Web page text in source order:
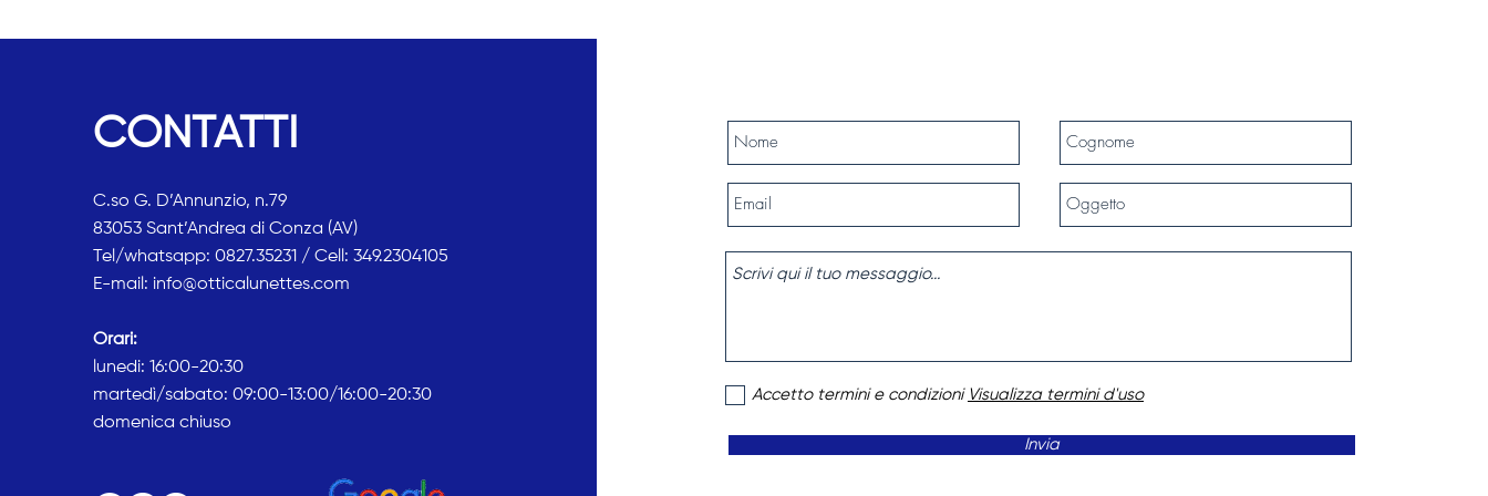
CONTATTI
C.so G. D’Annunzio, n.79
83053 Sant’Andrea di Conza (AV)
Tel/whatsapp: 0827.35231 / Cell: 349.2304105
E-mail: info@otticalunettes.com
Orari:
lunedi: 16:00-20:30
martedì/sabato: 09:00-13:00/16:00-20:30
domenica chiuso
Accetto termini e condizioni Visualizza termini d'uso
Invia